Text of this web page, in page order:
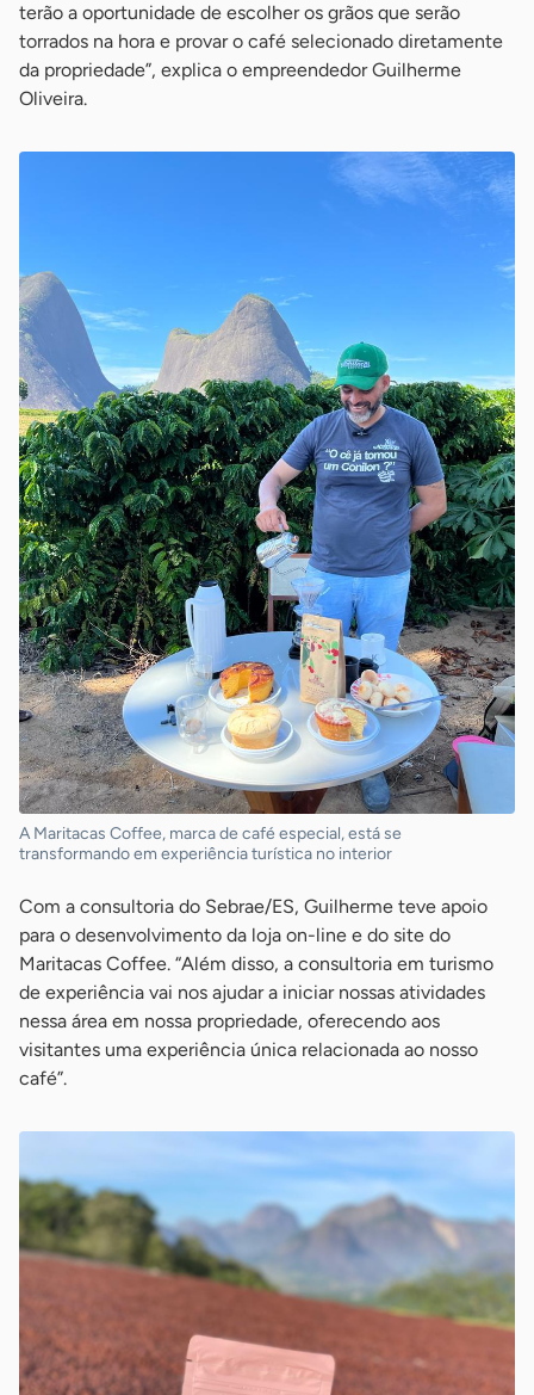
terão a oportunidade de escolher os grãos que serão
torrados na hora e provar o café selecionado diretamente
da propriedade”, explica o empreendedor Guilherme
Oliveira.
A Maritacas Coffee, marca de café especial, está se
transformando em experiência turística no interior
Com a consultoria do Sebrae/ES, Guilherme teve apoio
para o desenvolvimento da loja on-line e do site do
Maritacas Coffee. “Além disso, a consultoria em turismo
de experiência vai nos ajudar a iniciar nossas atividades
nessa área em nossa propriedade, oferecendo aos
visitantes uma experiência única relacionada ao nosso
café”.